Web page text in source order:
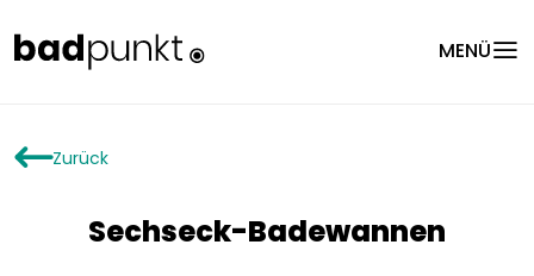
MENÜmenu
arrowLeftZurück
Sechseck-Badewannen